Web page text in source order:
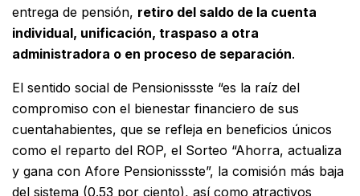
entrega de pensión, retiro del saldo de la cuenta
individual, unificación, traspaso a otra
administradora o en proceso de separación.
El sentido social de Pensionissste “es la raíz del
compromiso con el bienestar financiero de sus
cuentahabientes, que se refleja en beneficios únicos
como el reparto del ROP, el Sorteo “Ahorra, actualiza
y gana con Afore Pensionissste”, la comisión más baja
del sistema (0.53 por ciento), así como atractivos